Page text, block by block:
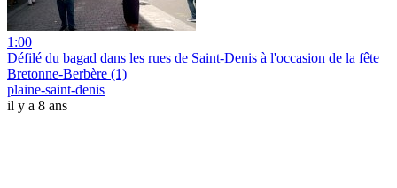
1:00
Défilé du bagad dans les rues de Saint-Denis à l'occasion de la fête
Bretonne-Berbère (1)
plaine-saint-denis
il y a 8 ans